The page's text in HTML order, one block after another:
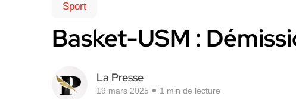
Sport
Basket-USM :
La Presse
19 mars 2025 1 min de lecture